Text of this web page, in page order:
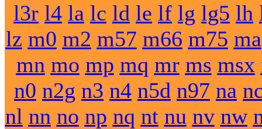
l3r l4 la lc ld le lf lg lg5 lh
lz m0 m2 m57 m66 m75 ma
mn mo mp mq mr ms msx
n0 n2g n3 n4 n5d n97 na
nl nn no np nq nt nu nv nw